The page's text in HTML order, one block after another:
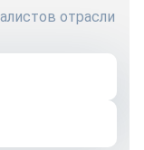
отрасли